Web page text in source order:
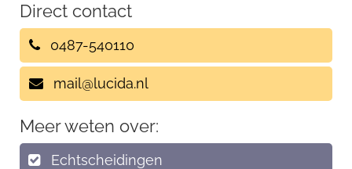
Direct contact
0487-540110
mail@lucida.nl
Meer weten over:
Echtscheidingen